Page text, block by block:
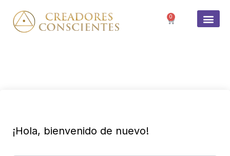
0
¡Hola, bienvenido de nuevo!